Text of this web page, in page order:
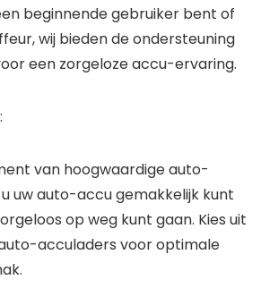
beginnende gebruiker bent of
wij bieden de ondersteuning
een zorgeloze accu-ervaring.
van hoogwaardige auto-
uw auto-accu gemakkelijk kunt
op weg kunt gaan. Kies uit
acculaders voor optimale